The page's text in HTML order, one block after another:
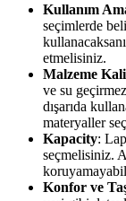
Kullanım
seçimlerde
etmelisiniz.
Malzeme
ve su
dışarıda
materyaller
Kapacity:
seçmelisiniz.
Konfor ve